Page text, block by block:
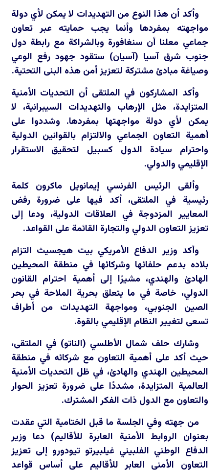
وأكد أن هذا النوع من التهديدات لا يمكن لأي دولة
مواجهته بمفردها وأنما يجب حمايته عبر تعاون
جماعي معلنا أن سنغافورة وبالشراكة مع رابطة دول
جنوب شرق آسيا (آسيان) ستقود جهود رفع الوعي
وصياغة مبادئ مشتركة لتعزيز أمن هذه البنى التحتية.
وأكد المشاركون في الملتقى أن التحديات الأمنية
المتزايدة، مثل الإرهاب والتهديدات السيبرانية، لا
يمكن لأي دولة مواجهتها بمفردها. وشددوا على
أهمية التعاون الجماعي والالتزام بالقوانين الدولية
واحترام سيادة الدول كسبيل لتحقيق الاستقرار
الإقليمي والدولي.
وألقى الرئيس الفرنسي إيمانويل ماكرون كلمة
رئيسية في الملتقى، أكد فيها على ضرورة رفض
المعايير المزدوجة في العلاقات الدولية، ودعا إلى
تعزيز التعاون الدولي والتجارة القائمة على القواعد.
وأكد وزير الدفاع الأمريكي بيت هيجسيث التزام
بلاده بدعم حلفائها وشركائها في منطقة المحيطين
الهادئ والهندي، مشيرًا إلى أهمية احترام القانون
الدولي، خاصة في ما يتعلق بحرية الملاحة في بحر
الصين الجنوبي، ومواجهة التهديدات من أطراف
تسعى لتغيير النظام الإقليمي بالقوة.
وشارك حلف شمال الأطلسي (الناتو) في الملتقى،
حيث أكد على أهمية التعاون مع شركائه في منطقة
المحيطين الهندي والهادئ، في ظل التحديات الأمنية
العالمية المتزايدة، مشددًا على ضرورة تعزيز الحوار
والتعاون مع الدول ذات الفكر المشترك.
من جهته وفي الجلسة ما قبل الختامية التي عقدت
بعنوان الروابط الأمنية العابرة للأقاليم) دعا وزير
الدفاع الوطني الفلبيني غيلبيرتو تيودورو إلى تعزيز
التعاون الأمني العابر للأقاليم على أساس قواعد